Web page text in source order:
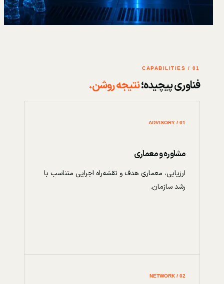
01 / CAPABILITIES
فناوری پیچیده؛نتیجه روشن.
01 / ADVISORY
مشاوره و معماری
ارزیابی، معماری هدف و نقشه‌راه اجرایی متناسب با
رشد سازمان.
02 / NETWORK